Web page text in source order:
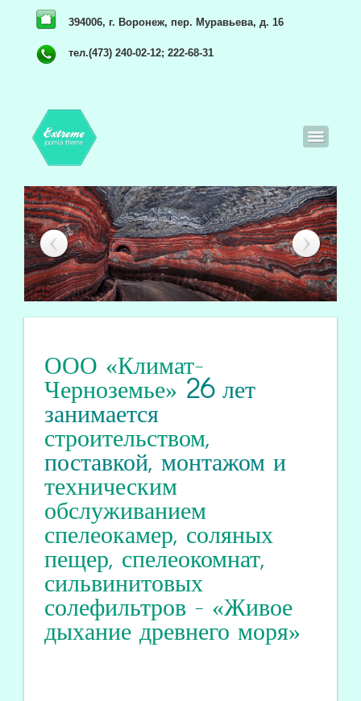
394006, г. Воронеж, пер. Муравьева, д. 16
тел.(473) 240-02-12; 222-68-31
ООО «Климат-
Черноземье» 26лет
занимается
строительством,
поставкой, монтажом и
техническим
обслуживанием
спелеокамер, соляных
пещер, спелеокомнат,
сильвинитовых
солефильтров - «Живое
дыхание древнего моря»